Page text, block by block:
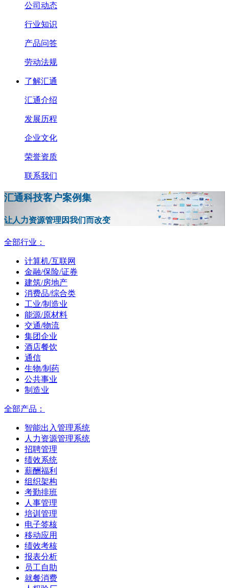
公司动态
行业知识
产品问答
劳动法规
了解汇通
汇通介绍
发展历程
企业文化
荣誉资质
联系我们
汇通科技客户案例集
让人力资源管理因我们而改变
全部行业：
计算机/互联网
金融/保险/证券
建筑/房地产
消费品/综合类
工业/制造业
能源/原材料
交通/物流
集团企业
酒店餐饮
通信
生物/制药
公共事业
制造业
全部产品：
智能出入管理系统
人力资源管理系统
招聘管理
绩效系统
薪酬福利
组织架构
考勤排班
人事管理
培训管理
电子签核
移动应用
绩效考核
报表分析
员工自助
就餐消费